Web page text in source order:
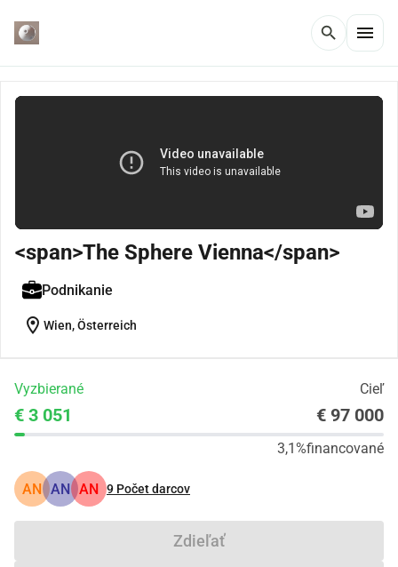
search menu
<span>The Sphere Vienna</span>
Podnikanie
location_on Wien, Österreich
Vyzbierané Cieľ
€ 3 051 € 97 000
3,1%financované
AN AN AN 9 Počet darcov
Zdieľať